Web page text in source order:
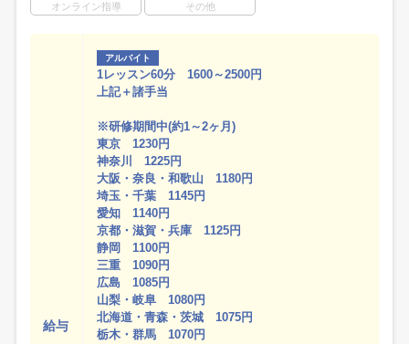
オンライン指導 その他
給与
アルバイト
1レッスン60分 1600～2500円
上記＋諸手当
※研修期間中(約1～2ヶ月)
東京 1230円
神奈川 1225円
大阪・奈良・和歌山 1180円
埼玉・千葉 1145円
愛知 1140円
京都・滋賀・兵庫 1125円
静岡 1100円
三重 1090円
広島 1085円
山梨・岐阜 1080円
北海道・青森・茨城 1075円
栃木・群馬 1070円